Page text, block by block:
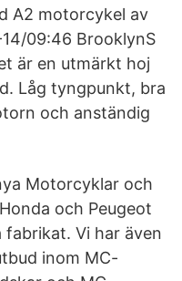
A2 motorcykel av
09:46 BrooklynS
är en utmärkt hoj
Låg tyngpunkt, bra
och anständig
Motorcyklar och
och Peugeot
fabrikat. Vi har även
inom MC-